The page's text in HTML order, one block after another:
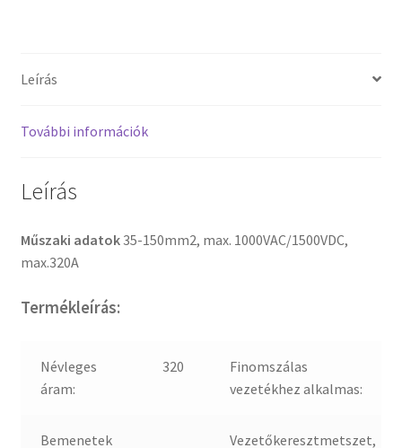
Leírás
További információk
Leírás
Műszaki adatok35-150mm2, max. 1000VAC/1500VDC,
max.320A
Termékleírás:
Névleges
áram:
320
Finomszálas
vezetékhez alkalmas:
Bemenetek
Vezetőkeresztmetszet,